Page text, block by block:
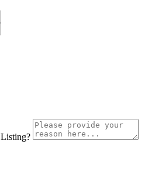
Listing?